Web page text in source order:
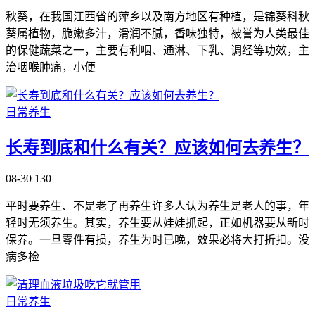
秋葵，在我国江西省的萍乡以及南方地区有种植，是锦葵科秋
葵属植物，脆嫩多汁，滑润不腻，香味独特，被誉为人类最佳
的保健蔬菜之一，主要有利咽、通淋、下乳、调经等功效，主
治咽喉肿痛，小便
日常养生
长寿到底和什么有关？应该如何去养生？
08-30 130
平时要养生、不是老了再养生许多人认为养生是老人的事，年
轻时无须养生。其实，养生要从娃娃抓起，正如机器要从新时
保养。一旦零件有损，养生为时已晚，效果必将大打折扣。没
病多检
日常养生